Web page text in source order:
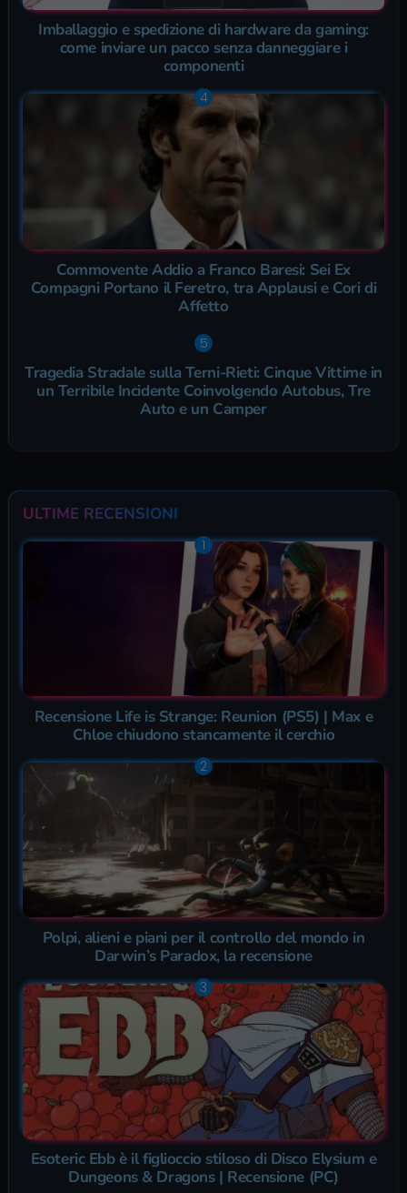
Imballaggio e spedizione di hardware da gaming:
come inviare un pacco senza danneggiare i
componenti
Commovente Addio a Franco Baresi: Sei Ex
Compagni Portano il Feretro, tra Applausi e Cori di
Affetto
Tragedia Stradale sulla Terni-Rieti: Cinque Vittime in
un Terribile Incidente Coinvolgendo Autobus, Tre
Auto e un Camper
ULTIME RECENSIONI
Recensione Life is Strange: Reunion (PS5) | Max e
Chloe chiudono stancamente il cerchio
Polpi, alieni e piani per il controllo del mondo in
Darwin’s Paradox, la recensione
Esoteric Ebb è il figlioccio stiloso di Disco Elysium e
Dungeons & Dragons | Recensione (PC)